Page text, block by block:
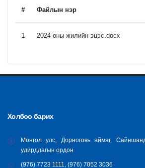
# Файлын нэр
1 2024 оны жилийн эцэс.docx
Холбоо барих
Монгол улс, Дорноговь аймаг,
удирдлагын ордон
(976) 7723 1111, (976) 7052 3036